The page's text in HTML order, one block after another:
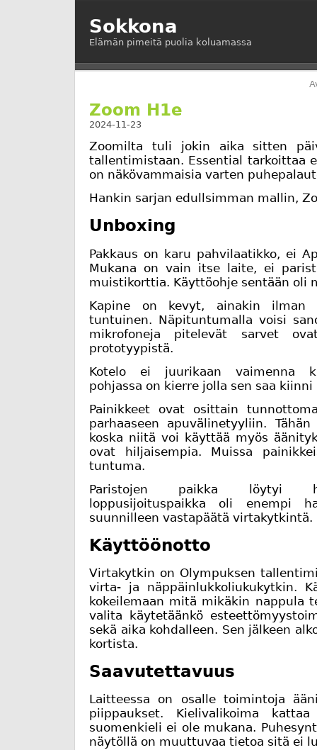
Sokkona
Elämän pimeitä puolia koluamassa
Zoom H1e
2024-11-23
Zoomilta tuli jokin aika sitten
tallentimistaan. Essential tarkoittaa
on näkövammaisia varten
Hankin sarjan edullsimman mallin,
Unboxing
Pakkaus on karu pahvilaatikko, ei
Mukana on vain itse laite, ei
muistikorttia. Käyttöohje sentään oli
Kapine on kevyt, ainakin ilman
tuntuinen. Näpituntumalla voisi
mikrofoneja pitelevät sarvet
prototyypistä.
Kotelo ei juurikaan vaimenna
pohjassa on kierre jolla sen saa
Painikkeet ovat osittain
parhaaseen apuvälinetyyliin.
koska niitä voi käyttää myös
ovat hiljaisempia. Muissa
tuntuma.
Paristojen paikka löytyi
loppusijoituspaikka oli enempi
suunnilleen vastapäätä virtakytkintä.
Käyttöönotto
Virtakytkin on Olympuksen
virta- ja näppäinlukkoliukukytkin.
kokeilemaan mitä mikäkin nappula
valita käytetäänkö
sekä aika kohdalleen. Sen jälkeen
kortista.
Saavutettavuus
Laitteessa on osalle toimintoja
piippaukset. Kielivalikoima
suomenkieli ei ole mukana.
näytöllä on muuttuvaa tietoa sitä ei